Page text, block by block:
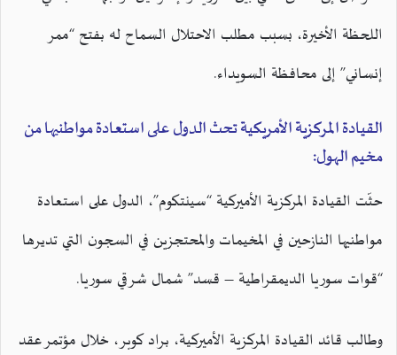
اللحظة الأخيرة، بسبب مطلب الاحتلال السماح له بفتح “ممر
إنساني” إلى محافظة السويداء.
القيادة المركزية الأمريكية تحث الدول على استعادة مواطنيها من
مخيم الهول:
حثّت القيادة المركزية الأميركية “سينتكوم”، الدول على استعادة
مواطنيها النازحين في المخيمات والمحتجزين في السجون التي تديرها
“قوات سوريا الديمقراطية – قسد” شمال شرقي سوريا.
وطالب قائد القيادة المركزية الأميركية، براد كوبر، خلال مؤتمر عقد